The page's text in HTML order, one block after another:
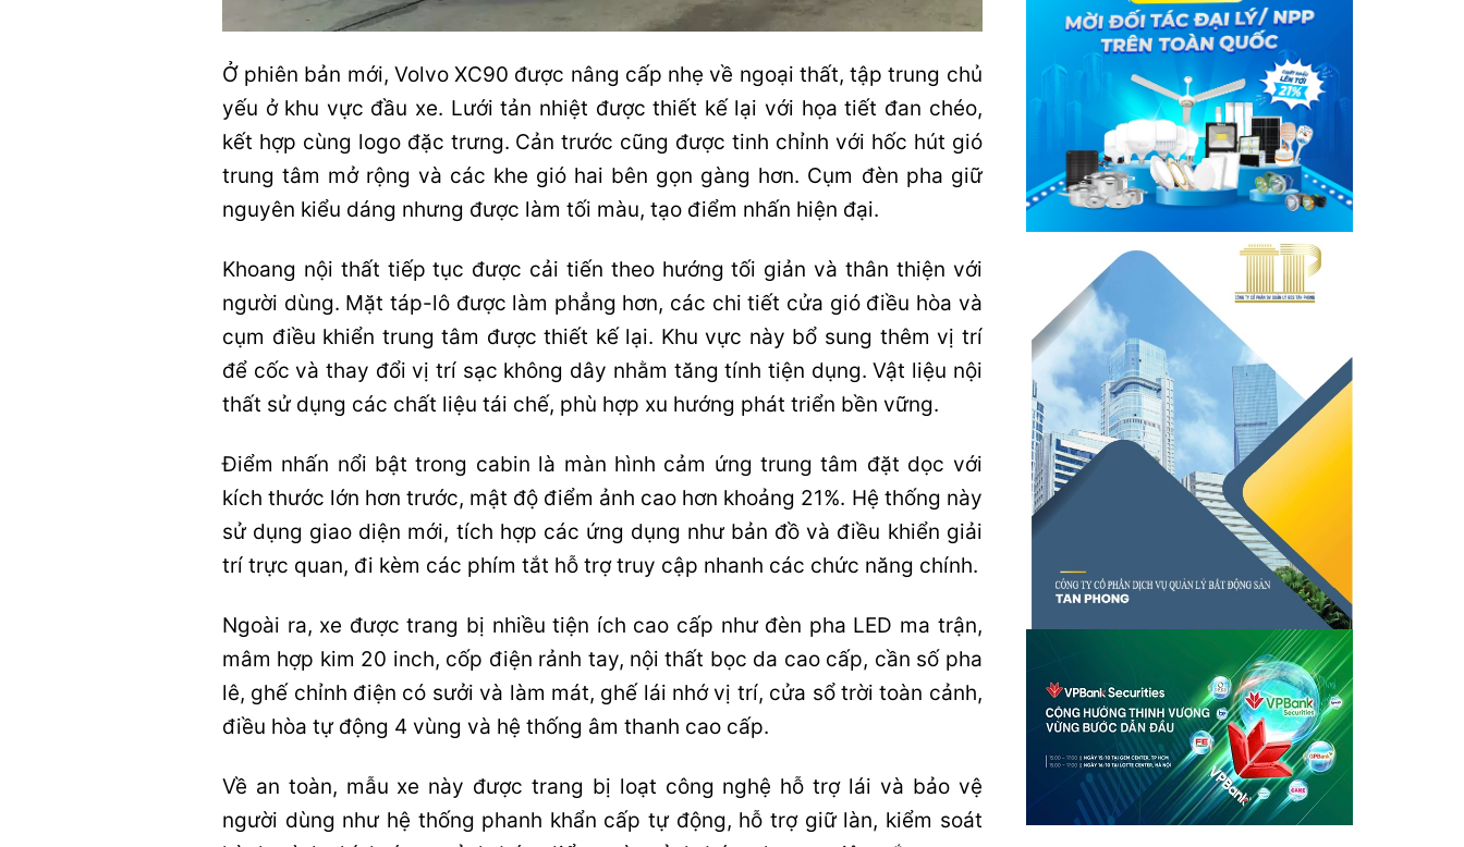
Ở phiên bản mới, Volvo XC90 được nâng cấp nhẹ về ngoại thất, tập trung chủ
yếu ở khu vực đầu xe. Lưới tản nhiệt được thiết kế lại với họa tiết đan chéo,
kết hợp cùng logo đặc trưng. Cản trước cũng được tinh chỉnh với hốc hút gió
trung tâm mở rộng và các khe gió hai bên gọn gàng hơn. Cụm đèn pha giữ
nguyên kiểu dáng nhưng được làm tối màu, tạo điểm nhấn hiện đại.
Khoang nội thất tiếp tục được cải tiến theo hướng tối giản và thân thiện với
người dùng. Mặt táp-lô được làm phẳng hơn, các chi tiết cửa gió điều hòa và
cụm điều khiển trung tâm được thiết kế lại. Khu vực này bổ sung thêm vị trí
để cốc và thay đổi vị trí sạc không dây nhằm tăng tính tiện dụng. Vật liệu nội
thất sử dụng các chất liệu tái chế, phù hợp xu hướng phát triển bền vững.
Điểm nhấn nổi bật trong cabin là màn hình cảm ứng trung tâm đặt dọc với
kích thước lớn hơn trước, mật độ điểm ảnh cao hơn khoảng 21%. Hệ thống này
sử dụng giao diện mới, tích hợp các ứng dụng như bản đồ và điều khiển giải
trí trực quan, đi kèm các phím tắt hỗ trợ truy cập nhanh các chức năng chính.
Ngoài ra, xe được trang bị nhiều tiện ích cao cấp như đèn pha LED ma trận,
mâm hợp kim 20 inch, cốp điện rảnh tay, nội thất bọc da cao cấp, cần số pha
lê, ghế chỉnh điện có sưởi và làm mát, ghế lái nhớ vị trí, cửa sổ trời toàn cảnh,
điều hòa tự động 4 vùng và hệ thống âm thanh cao cấp.
Về an toàn, mẫu xe này được trang bị loạt công nghệ hỗ trợ lái và bảo vệ
người dùng như hệ thống phanh khẩn cấp tự động, hỗ trợ giữ làn, kiểm soát